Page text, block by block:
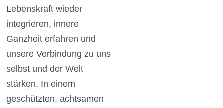
Lebenskraft wieder
integrieren, innere
Ganzheit erfahren und
unsere Verbindung zu uns
selbst und der Welt
stärken. In einem
geschützten, achtsamen